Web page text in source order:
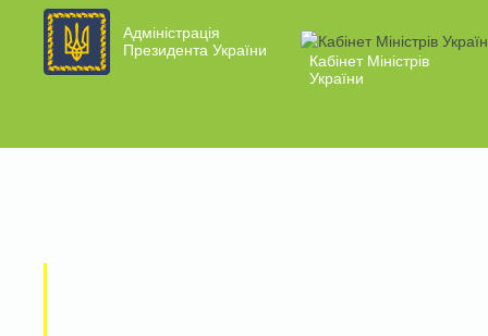
Адміністрація
Президента України
Кабінет Міністрів
України